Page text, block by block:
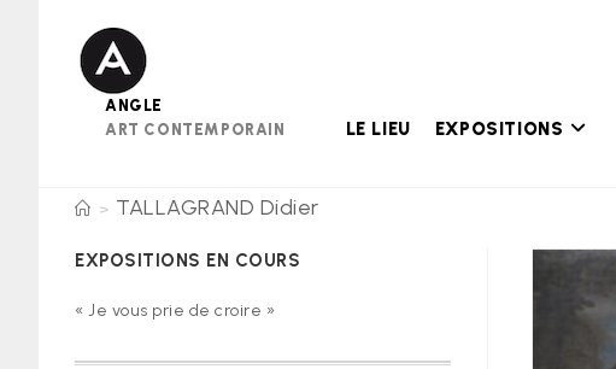
ANGLE
ART CONTEMPORAIN
LE LIEU EXPOSITIONS
> TALLAGRAND Didier
EXPOSITIONS EN COURS
« Je vous prie de croire »